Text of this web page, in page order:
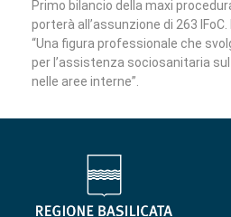
Primo bilancio della maxi
porterà all’assunzione di 263
“Una figura professionale che
per l’assistenza sociosanitaria
nelle aree interne”.